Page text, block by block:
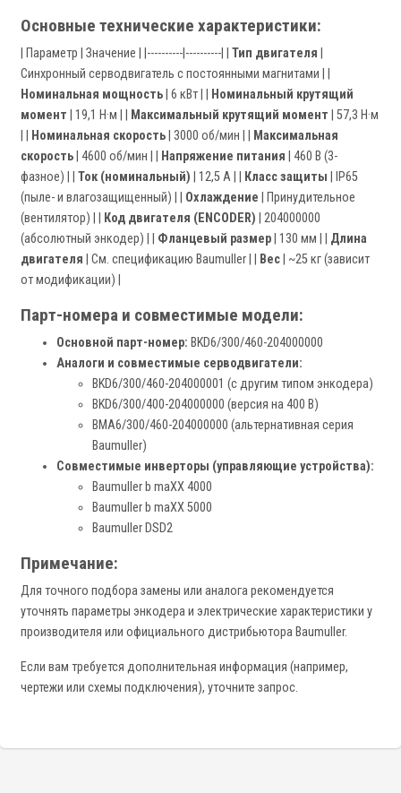
Основные технические характеристики:
| Параметр | Значение | |----------|----------| | Тип двигателя
Синхронный серводвигатель с постоянными магнитами | |
Номинальная мощность | 6 кВт | |
Номинальный крутящий
момент | 19,1 Н·м | | Максимальный крутящий момент | 57,3 Н·м
Номинальная скорость | 3000 об/мин | |
Максимальная
скорость | 4600 об/мин | | Напряжение питания | 460 В (3-
фазное) | | Ток (номинальный) | 12,5 А | | Класс защиты | IP65
(пыле- и влагозащищенный) | | Охлаждение | Принудительное
(вентилятор) | |
Код двигателя (ENCODER) | 204000000
(абсолютный энкодер) | | Фланцевый размер | 130 мм | | Длина
двигателя | См. спецификацию Baumuller | | Вес | ~25 кг (зависит
от модификации) |
Парт-номера и совместимые модели:
Основной парт-номер: BKD6/300/460-204000000
Аналоги и совместимые серводвигатели:
BKD6/300/460-204000001 (с другим типом энкодера)
BKD6/300/400-204000000 (версия на 400 В)
BMA6/300/460-204000000 (альтернативная серия
Baumuller)
Совместимые инверторы (управляющие устройства):
Baumuller b maXX 4000
Baumuller b maXX 5000
Baumuller DSD2
Примечание:
Для точного подбора замены или аналога рекомендуется
уточнять параметры энкодера и электрические характеристики у
производителя или официального дистрибьютора Baumuller.
Если вам требуется дополнительная информация (например,
чертежи или схемы подключения), уточните запрос.